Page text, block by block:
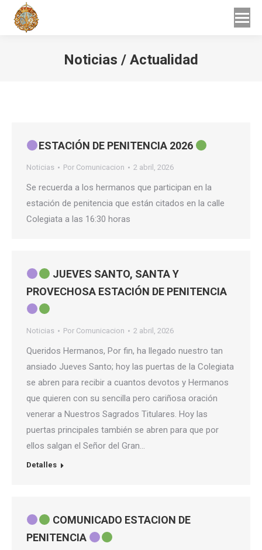
Noticias / Actualidad
ESTACIÓN DE PENITENCIA 2026
Noticias Por Comunicacion 2 abril, 2026
Se recuerda a los hermanos que participan en la
estación de penitencia que están citados en la calle
Colegiata a las 16:30 horas
JUEVES SANTO, SANTA Y
PROVECHOSA ESTACIÓN DE PENITENCIA
Noticias Por Comunicacion 2 abril, 2026
Queridos Hermanos, Por fin, ha llegado nuestro tan
ansiado Jueves Santo; hoy las puertas de la Colegiata
se abren para recibir a cuantos devotos y Hermanos
que quieren con su sencilla pero cariñosa oración
venerar a Nuestros Sagrados Titulares. Hoy las
puertas principales también se abren para que por
ellos salgan el Señor del Gran…
Detalles
COMUNICADO ESTACION DE
PENITENCIA